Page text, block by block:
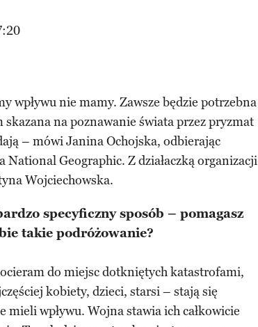
wpływu nie mamy. Zawsze będzie potrzebna
skazana na poznawanie świata przez pryzmat
– mówi Janina Ochojska, odbierając
Geographic. Z działaczką organizacji
Wojciechowska.
specyficzny sposób – pomagasz
takie podróżowanie?
do miejsc dotkniętych katastrofami,
kobiety, dzieci, starsi – stają się
wpływu. Wojna stawia ich całkowicie